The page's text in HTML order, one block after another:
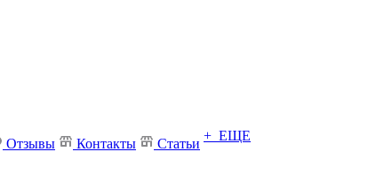
Отзывы Контакты Статьи
+ ЕЩЕ